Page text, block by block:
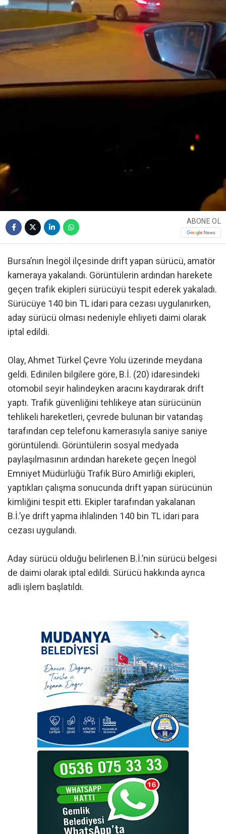
ABONE OL
Bursa’nın İnegöl ilçesinde drift yapan sürücü, amatör
kameraya yakalandı. Görüntülerin ardından harekete
geçen trafik ekipleri sürücüyü tespit ederek yakaladı.
Sürücüye 140 bin TL idari para cezası uygulanırken,
aday sürücü olması nedeniyle ehliyeti daimi olarak
iptal edildi.
Olay, Ahmet Türkel Çevre Yolu üzerinde meydana
geldi. Edinilen bilgilere göre, B.İ. (20) idaresindeki
otomobil seyir halindeyken aracını kaydırarak drift
yaptı. Trafik güvenliğini tehlikeye atan sürücünün
tehlikeli hareketleri, çevrede bulunan bir vatandaş
tarafından cep telefonu kamerasıyla saniye saniye
görüntülendi. Görüntülerin sosyal medyada
paylaşılmasının ardından harekete geçen İnegöl
Emniyet Müdürlüğü Trafik Büro Amirliği ekipleri,
yaptıkları çalışma sonucunda drift yapan sürücünün
kimliğini tespit etti. Ekipler tarafından yakalanan
B.İ.’ye drift yapma ihlalinden 140 bin TL idari para
cezası uygulandı.
Aday sürücü olduğu belirlenen B.İ.’nin sürücü belgesi
de daimi olarak iptal edildi. Sürücü hakkında ayrıca
adli işlem başlatıldı.